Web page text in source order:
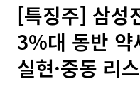
[특징주] 삼성
3%대 동반
실현·중동 리